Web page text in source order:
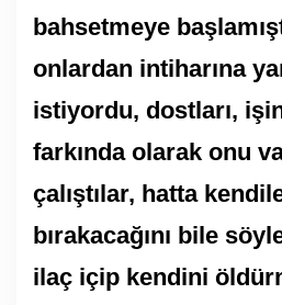
bahsetmeye
onlardan intiharına
istiyordu, dostları,
farkında olarak onu
çalıştılar, hatta
bırakacağını bile
ilaç içip kendini